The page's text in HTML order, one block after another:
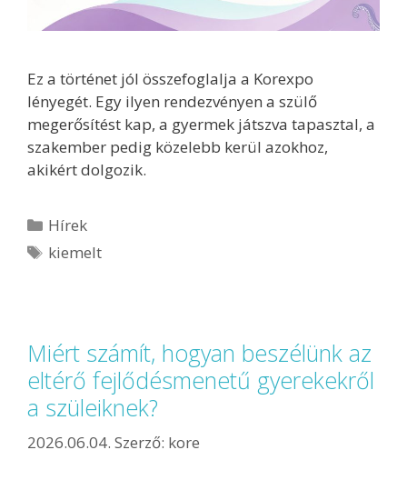
Ez a történet jól összefoglalja a Korexpo
lényegét. Egy ilyen rendezvényen a szülő
megerősítést kap, a gyermek játszva tapasztal, a
szakember pedig közelebb kerül azokhoz,
akikért dolgozik.
Hírek
kiemelt
Miért számít, hogyan beszélünk az
eltérő fejlődésmenetű gyerekekről
a szüleiknek?
2026.06.04. Szerző: kore